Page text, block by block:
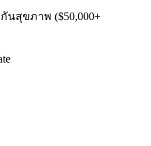
นสุขภาพ ($50,000+